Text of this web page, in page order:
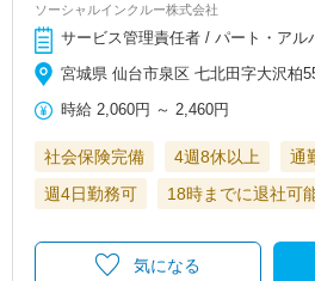
ソーシャルインクルー株式会社
サービス管理責任者 / パート・アル
宮城県 仙台市泉区 七北田字大沢柏
時給 2,060円 ～ 2,460円
社会保険完備 4週8休以上 通
週4日勤務可
18時までに退社可
気になる